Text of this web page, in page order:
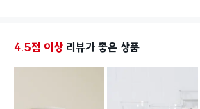
4.5점 이상 리뷰가 좋은 상품